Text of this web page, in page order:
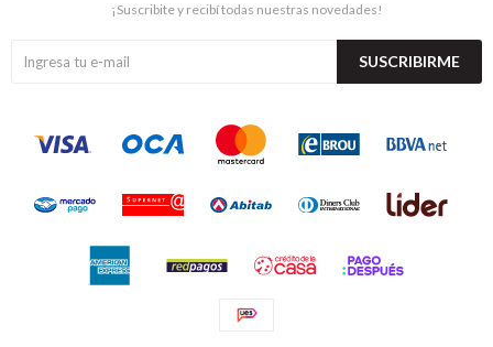
¡Suscribite y recibí todas nuestras novedades!
SUSCRIBIRME